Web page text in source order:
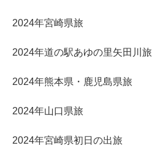
2024年宮崎県旅
2024年道の駅あゆの里矢田川旅
2024年熊本県・鹿児島県旅
2024年山口県旅
2024年宮崎県初日の出旅